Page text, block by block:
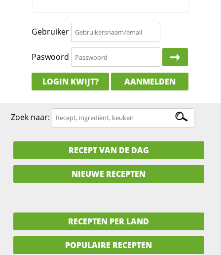
Gebruiker
Paswoord
LOGIN KWIJT? AANMELDEN
Zoek naar:
RECEPT VAN DE DAG
NIEUWE RECEPTEN
RECEPTEN PER LAND
POPULAIRE RECEPTEN